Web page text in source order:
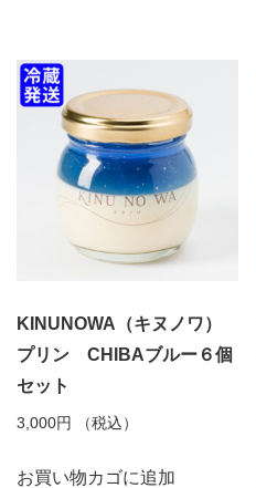
KINUNOWA（キヌノワ）
プリン CHIBAブルー６個
セット
3,000円 （税込）
お買い物カゴに追加